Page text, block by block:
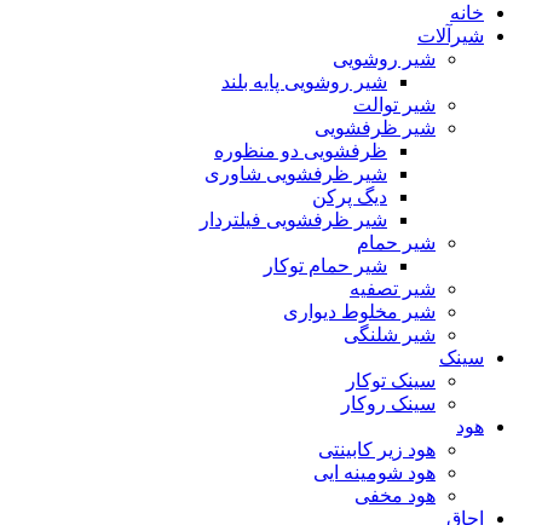
خانه
شیرآلات
شیر روشویی
شیر روشویی پایه بلند
شیر توالت
شیر ظرفشویی
ظرفشویی دو منظوره
شیر ظرفشویی شاوری
دیگ پرکن
شیر ظرفشویی فیلتردار
شیر حمام
شیر حمام توکار
شیر تصفیه
شیر مخلوط دیواری
شیر شلنگی
سینک
سینک توکار
سینک روکار
هود
هود زیر كابینتی
هود شومینه ایی
هود مخفى
اجاق